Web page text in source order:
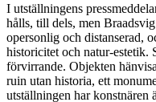
I utställningens
hålls, till dels, men
opersonlig och distanserad,
historicitet och natur-estetik.
förvirrande. Objekten
ruin utan historia, ett
utställningen har konstnären